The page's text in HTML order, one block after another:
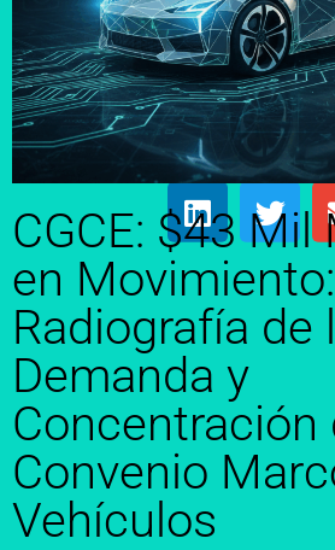
CGCE: $43 Mil
en Movimiento:
Radiografía de
Demanda y
Concentración
Convenio
Vehículos